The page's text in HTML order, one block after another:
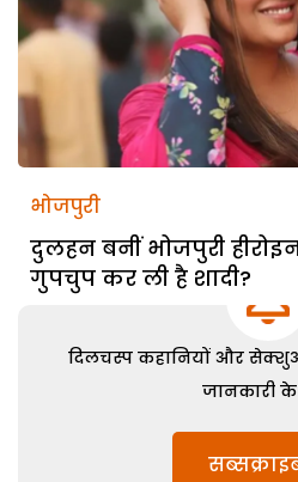
भोजपुरी
दुलहन बनीं भोजपुरी
गुपचुप कर ली है शादी?
दिलचस्प कहानियों और
जानकारी